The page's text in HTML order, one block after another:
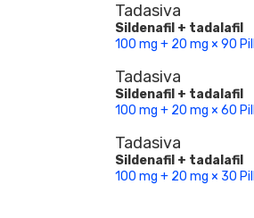
Tadasiva
Sildenafil + tadalafil
100 mg + 20 mg × 90
Tadasiva
Sildenafil + tadalafil
100 mg + 20 mg × 60
Tadasiva
Sildenafil + tadalafil
100 mg + 20 mg × 30